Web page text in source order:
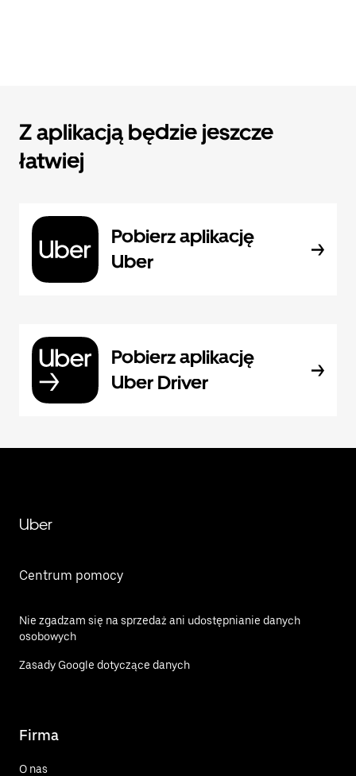
Z aplikacją będzie jeszcze
łatwiej
Pobierz aplikację
Uber
Pobierz aplikację
Uber Driver
Uber
Centrum pomocy
Nie zgadzam się na sprzedaż ani udostępnianie danych
osobowych
Zasady Google dotyczące danych
Firma
O nas